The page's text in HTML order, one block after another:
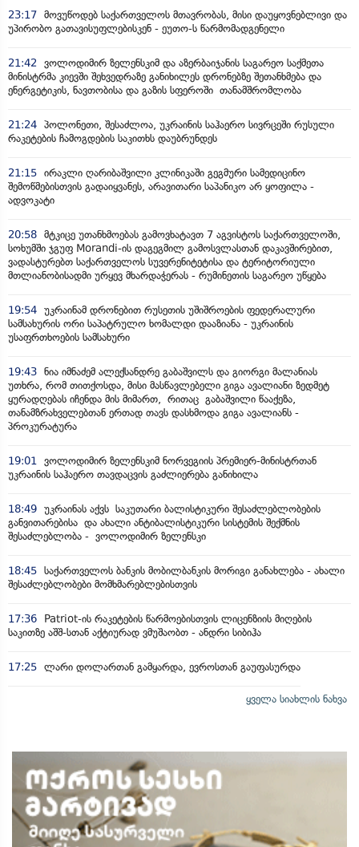
23:17 მოვუწოდებ საქართველოს მთავრობას, მისი დაუყოვნებლივი და
უპირობო გათავისუფლებისკენ - ეუთო-ს წარმომადგენელი
21:42 ვოლოდიმირ ზელენსკიმ და აზერბაიჯანის საგარეო საქმეთა
მინისტრმა კიევში შეხვედრაზე განიხილეს დრონებზე შეთანხმება და
ენერგეტიკის, ნავთობისა და გაზის სფეროში თანამშრომლობა
21:24 პოლონეთი, შესაძლოა, უკრაინის საჰაერო სივრცეში რუსული
რაკეტების ჩამოგდების საკითხს დაუბრუნდეს
21:15 ირაკლი ღარიბაშვილი კლინიკაში გეგმური სამედიცინო
შემოწმებისთვის გადაიყვანეს, არავითარი საპანიკო არ ყოფილა -
ადვოკატი
20:58 მტკიცე უთანხმოებას გამოვხატავთ 7 აგვისტოს საქართველოში,
სოხუმში ჯგუფ Morandi-ის დაგეგმილ გამოსვლასთან დაკავშირებით,
ვადასტურებთ საქართველოს სუვერენიტეტისა და ტერიტორიული
მთლიანობისადმი ურყევ მხარდაჭერას - რუმინეთის საგარეო უწყება
19:54 უკრაინამ დრონებით რუსეთის უშიშროების ფედერალური
სამსახურის ორი საპატრულო ხომალდი დააზიანა - უკრაინის
უსაფრთხოების სამსახური
19:43 ნია იმნაძემ ალექსანდრე გაბაშვილს და გიორგი მალანიას
უთხრა, რომ თითქოსდა, მისი მასწავლებელი გიგა ავალიანი ზედმეტ
ყურადღებას იჩენდა მის მიმართ, რითაც გაბაშვილი წააქეზა,
თანამზრახველებთან ერთად თავს დასხმოდა გიგა ავალიანს -
პროკურატურა
19:01 ვოლოდიმირ ზელენსკიმ ნორვეგიის პრემიერ-მინისტრთან
უკრაინის საჰაერო თავდაცვის გაძლიერება განიხილა
18:49 უკრაინას აქვს საკუთარი ბალისტიკური შესაძლებლობების
განვითარებისა და ახალი ანტიბალისტიკური სისტემის შექმნის
შესაძლებლობა - ვოლოდიმირ ზელენსკი
18:45 საქართველოს ბანკის მობილბანკის მორიგი განახლება - ახალი
შესაძლებლობები მომხმარებლებისთვის
17:36
Patriot-ის რაკეტების წარმოებისთვის ლიცენზიის მიღების
საკითზე აშშ-სთან აქტიურად ვმუშაობთ - ანდრი სიბიჰა
17:25 ლარი დოლართან გამყარდა, ევროსთან გაუფასურდა
ყველა სიახლის ნახვა